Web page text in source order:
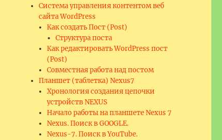
Система управления контентом веб
сайта WordPress
Как создать Пост (Post)
Структура поста
Как редактировать WordPress пост
(Post)
Совместная работа над постом
Планшет (таблетка) Nexus7
Хронология создания цепочки
устройств NEXUS
Начало работы на планшете Nexus 7
Nexus. Поиск в GOOGLE.
Nexus-7. Поиск в YouTube.